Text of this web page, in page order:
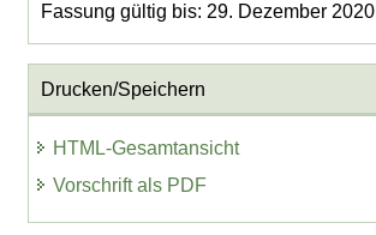
Fassung gültig bis: 29. Dezember 2020
Drucken/Speichern
HTML-Gesamtansicht
Vorschrift als PDF